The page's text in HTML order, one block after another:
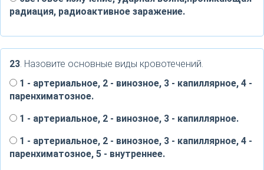
радиация, радиоактивное заражение.
23. Назовите основные виды кровотечений.
1 - артериальное, 2 - винозное, 3 - капиллярное, 4 -
паренхиматозное.
1 - артериальное, 2 - винозное, 3 - капиллярное.
1 - артериальное, 2 - винозное, 3 - капиллярное, 4 -
паренхиматозное, 5 - внутреннее.